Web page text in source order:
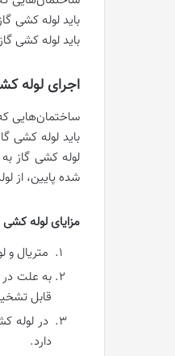
باید لوله کشی
باید لوله کشی
اجرای لوله
ساختمان‌هایی که متعلق به 30 و
باید لوله کشی
لوله کشی گاز
شده پایین، از
مزایای لوله کشی
متریال و
به علت در
قابل
در لوله
دارد.